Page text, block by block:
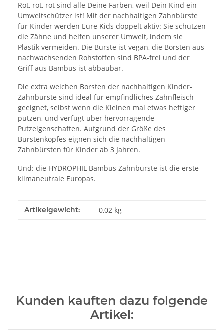
Rot, rot, rot sind alle Deine Farben, weil Dein Kind ein
Umweltschützer ist! Mit der nachhaltigen Zahnbürste
für Kinder werden Eure Kids doppelt aktiv: Sie schützen
die Zähne und helfen unserer Umwelt, indem sie
Plastik vermeiden. Die Bürste ist vegan, die Borsten aus
nachwachsenden Rohstoffen sind BPA-frei und der
Griff aus Bambus ist abbaubar.
Die extra weichen Borsten der nachhaltigen Kinder-
Zahnbürste sind ideal für empfindliches Zahnfleisch
geeignet, selbst wenn die Kleinen mal etwas heftiger
putzen, und verfügt über hervorragende
Putzeigenschaften. Aufgrund der Größe des
Bürstenkopfes eignen sich die nachhaltigen
Zahnbürsten für Kinder ab 3 Jahren.
Und: die HYDROPHIL Bambus Zahnbürste ist die erste
klimaneutrale Europas.
Produkteigenschaft
Wert
Artikelgewicht: 0,02 kg
Kunden kauften dazu folgende
Artikel: